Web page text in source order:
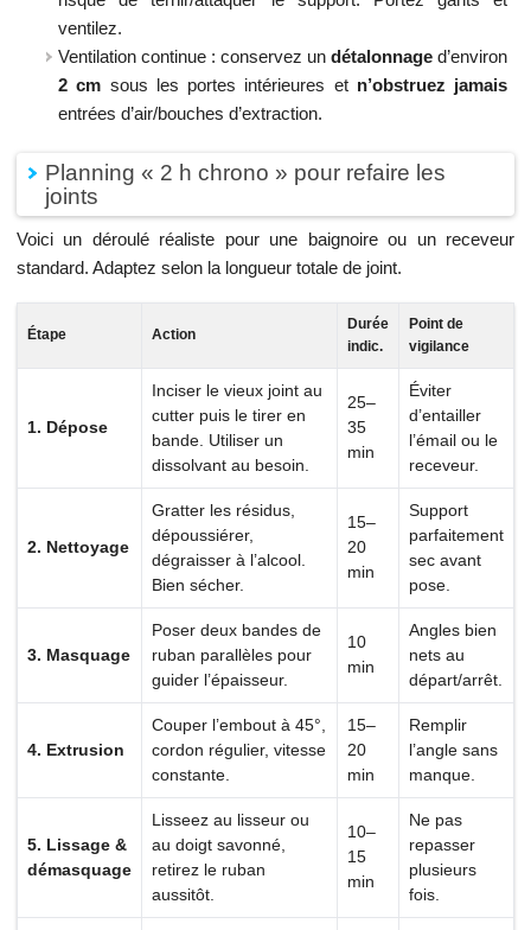
ventilez.
Ventilation continue : conservez undétalonnage d’environ
2 cm sous les portes intérieures et n’obstruez jamais
entrées d’air/bouches d’extraction.
Planning « 2 h chrono » pour refaire les
joints
Voici un déroulé réaliste pour une baignoire ou un receveur
standard. Adaptez selon la longueur totale de joint.
Étape Action
Durée
indic.
Point de
vigilance
1. Dépose
Inciser le vieux joint au
cutter puis le tirer en
bande. Utiliser un
dissolvant au besoin.
25–
35
min
Éviter
d’entailler
l’émail ou le
receveur.
2. Nettoyage
Gratter les résidus,
dépoussiérer,
dégraisser à l’alcool.
Bien sécher.
15–
20
min
Support
parfaitement
sec avant
pose.
3. Masquage
Poser deux bandes de
ruban parallèles pour
guider l’épaisseur.
10
min
Angles bien
nets au
départ/arrêt.
4. Extrusion
Couper l’embout à 45°,
cordon régulier, vitesse
constante.
15–
20
min
Remplir
l’angle sans
manque.
5. Lissage &
démasquage
Lisseez au lisseur ou
au doigt savonné,
retirez le ruban
aussitôt.
10–
15
min
Ne pas
repasser
plusieurs
fois.